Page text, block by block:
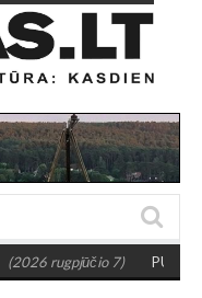
PUSIAUSVYROS AKTAS